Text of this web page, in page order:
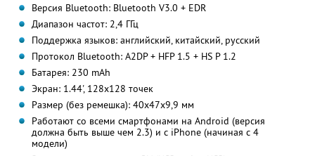
Версия Bluetooth: Bluetooth V3.0 + EDR
Диапазон частот: 2,4 ГГц
Поддержка языков: английский, китайский, русский
Протокол Bluetooth: A2DP + HFP 1.5 + HS P 1.2
Батарея: 230 mAh
Экран: 1.44', 128х128 точек
Размер (без ремешка): 40х47х9,9 мм
Работают со всеми смартфонами на Android (версия
должна быть выше чем 2.3) и с iPhone (начиная с 4
модели)